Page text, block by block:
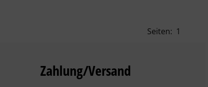
Seiten: 1
Zahlung/Versand